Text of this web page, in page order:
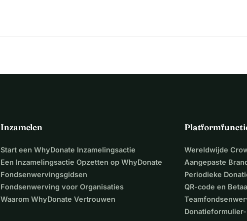
Inzamelen
Start een WhyDonate Inzamelingsactie
Een Inzamelingsactie Opzetten op WhyDonate
Fondsenwervingsgidsen
Fondsenwerving voor Organisaties
Waarom WhyDonate Vertrouwen
Wereldwijde
Aangepaste
Periodieke
QR-code en